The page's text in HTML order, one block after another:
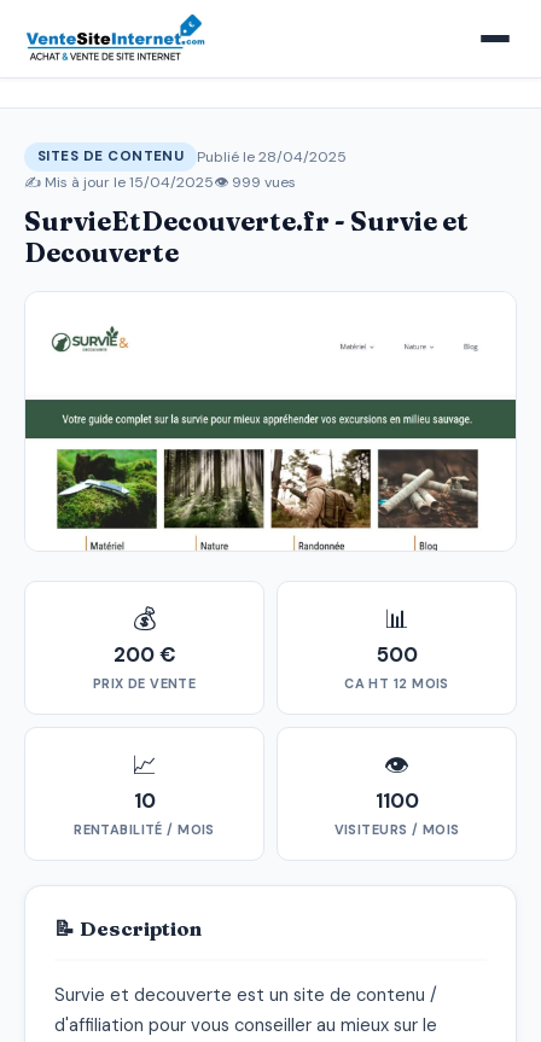
SITES DE CONTENU
Publié le 28/04/2025
✍️ Mis à jour le15/04/2025👁 999 vues
SurvieEtDecouverte.fr - Survie et
Decouverte
💰
200 €
PRIX DE VENTE
📊
500
CA HT 12 MOIS
📈
10
RENTABILITÉ / MOIS
👁
1100
VISITEURS / MOIS
📝 Description
Survie et decouverte est un site de contenu /
d'affiliation pour vous conseiller au mieux sur le